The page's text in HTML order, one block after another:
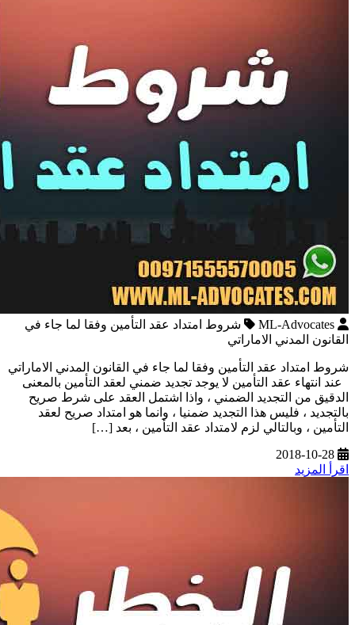
ML-Advocates
شروط امتداد عقد التأمين وفقا لما جاء في
القانون المدني الاماراتي
شروط امتداد عقد التأمين وفقا لما جاء في القانون المدني الاماراتي
عند انتهاء عقد التأمين لا يوجد تجديد ضمني لعقد التأمين بالمعنى
الدقيق من التجديد الضمني ، واذا اشتمل العقد على شرط صريح
بالتجديد ، فليس هذا التجديد ضمنيا ، وانما هو امتداد صريح لعقد
التأمين ، وبالتالي لزم لامتداد عقد التأمين ، بعد […]
2018-10-28
اقرأ المزيد